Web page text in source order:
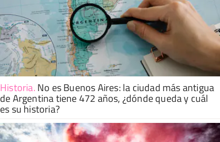
Historia.No es Buenos Aires: la ciudad más antigua
de Argentina tiene 472 años, ¿dónde queda y cuál
es su historia?